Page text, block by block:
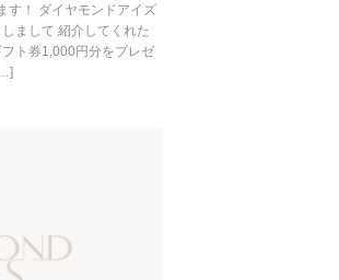
す！ ダイヤモンドアイズ
まして 紹介してくれた
ト券1,000円分をプレゼ